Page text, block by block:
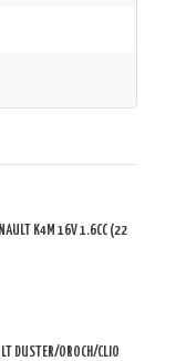
K4M 16V 1.6CC (22
DUSTER/OROCH/CLIO